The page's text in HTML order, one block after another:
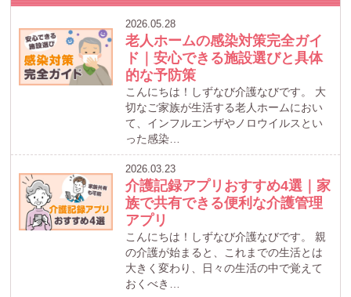
2026.05.28
老人ホームの感染対策完全ガイ
ド｜安心できる施設選びと具体
的な予防策
こんにちは！しずなび介護なびです。 大
切なご家族が生活する老人ホームにおい
て、インフルエンザやノロウイルスとい
った感染…
2026.03.23
介護記録アプリおすすめ4選｜家
族で共有できる便利な介護管理
アプリ
こんにちは！しずなび介護なびです。 親
の介護が始まると、これまでの生活とは
大きく変わり、日々の生活の中で覚えて
おくべき…